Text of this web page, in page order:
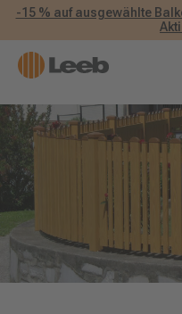
-15 % auf ausgewählte